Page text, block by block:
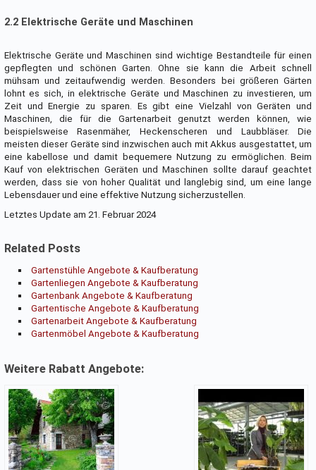
2.2 Elektrische Geräte und Maschinen
Elektrische Geräte und Maschinen sind wichtige Bestandteile für einen
gepflegten und schönen Garten. Ohne sie kann die Arbeit schnell
mühsam und zeitaufwendig werden. Besonders bei größeren Gärten
lohnt es sich, in elektrische Geräte und Maschinen zu investieren, um
Zeit und Energie zu sparen. Es gibt eine Vielzahl von Geräten und
Maschinen, die für die Gartenarbeit genutzt werden können, wie
beispielsweise Rasenmäher, Heckenscheren und Laubbläser. Die
meisten dieser Geräte sind inzwischen auch mit Akkus ausgestattet, um
eine kabellose und damit bequemere Nutzung zu ermöglichen. Beim
Kauf von elektrischen Geräten und Maschinen sollte darauf geachtet
werden, dass sie von hoher Qualität und langlebig sind, um eine lange
Lebensdauer und eine effektive Nutzung sicherzustellen.
Letztes Update am 21. Februar 2024
Related Posts
Gartenstühle Angebote & Kaufberatung
Gartenliegen Angebote & Kaufberatung
Gartenbank Angebote & Kaufberatung
Gartentische Angebote & Kaufberatung
Gartenarbeit Angebote & Kaufberatung
Gartenmöbel Angebote & Kaufberatung
Weitere Rabatt Angebote: